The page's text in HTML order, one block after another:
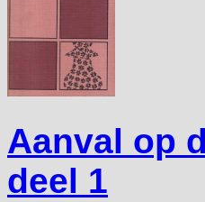
Aanval op
deel 1